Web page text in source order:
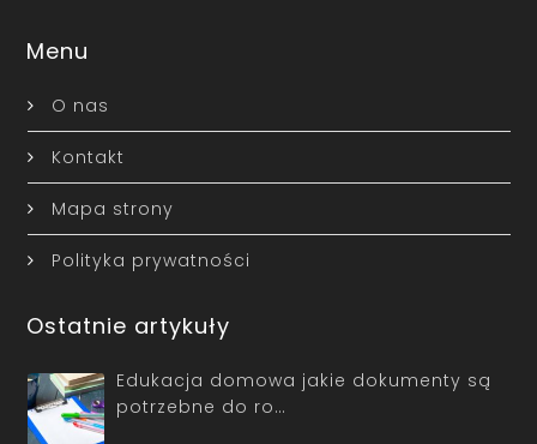
Menu
O nas
Kontakt
Mapa strony
Polityka prywatności
Ostatnie artykuły
Edukacja domowa jakie dokumenty są
potrzebne do ro…